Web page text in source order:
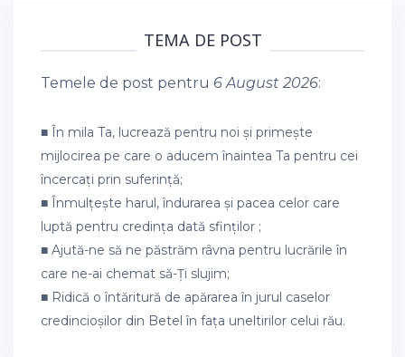
TEMA DE POST
Temele de post pentru 6 August 2026:
■ În mila Ta, lucrează pentru noi și primește
mijlocirea pe care o aducem înaintea Ta pentru cei
încercați prin suferință;
■ Înmulțește harul, îndurarea și pacea celor care
luptă pentru credința dată sfinților ;
■ Ajută-ne să ne păstrăm râvna pentru lucrările în
care ne-ai chemat să-Ți slujim;
■ Ridică o întăritură de apărarea în jurul caselor
credincioșilor din Betel în fața uneltirilor celui rău.